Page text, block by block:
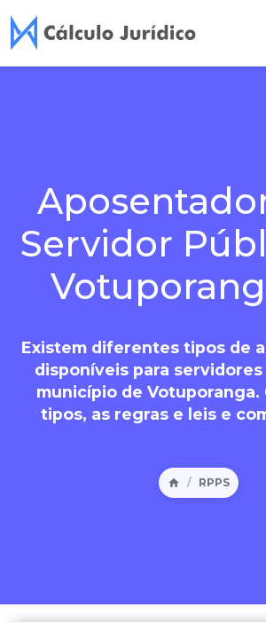
Servidor
Existem diferentes tipos de
disponíveis para
município de Votuporanga.
tipos, as regras e leis e
RPPS